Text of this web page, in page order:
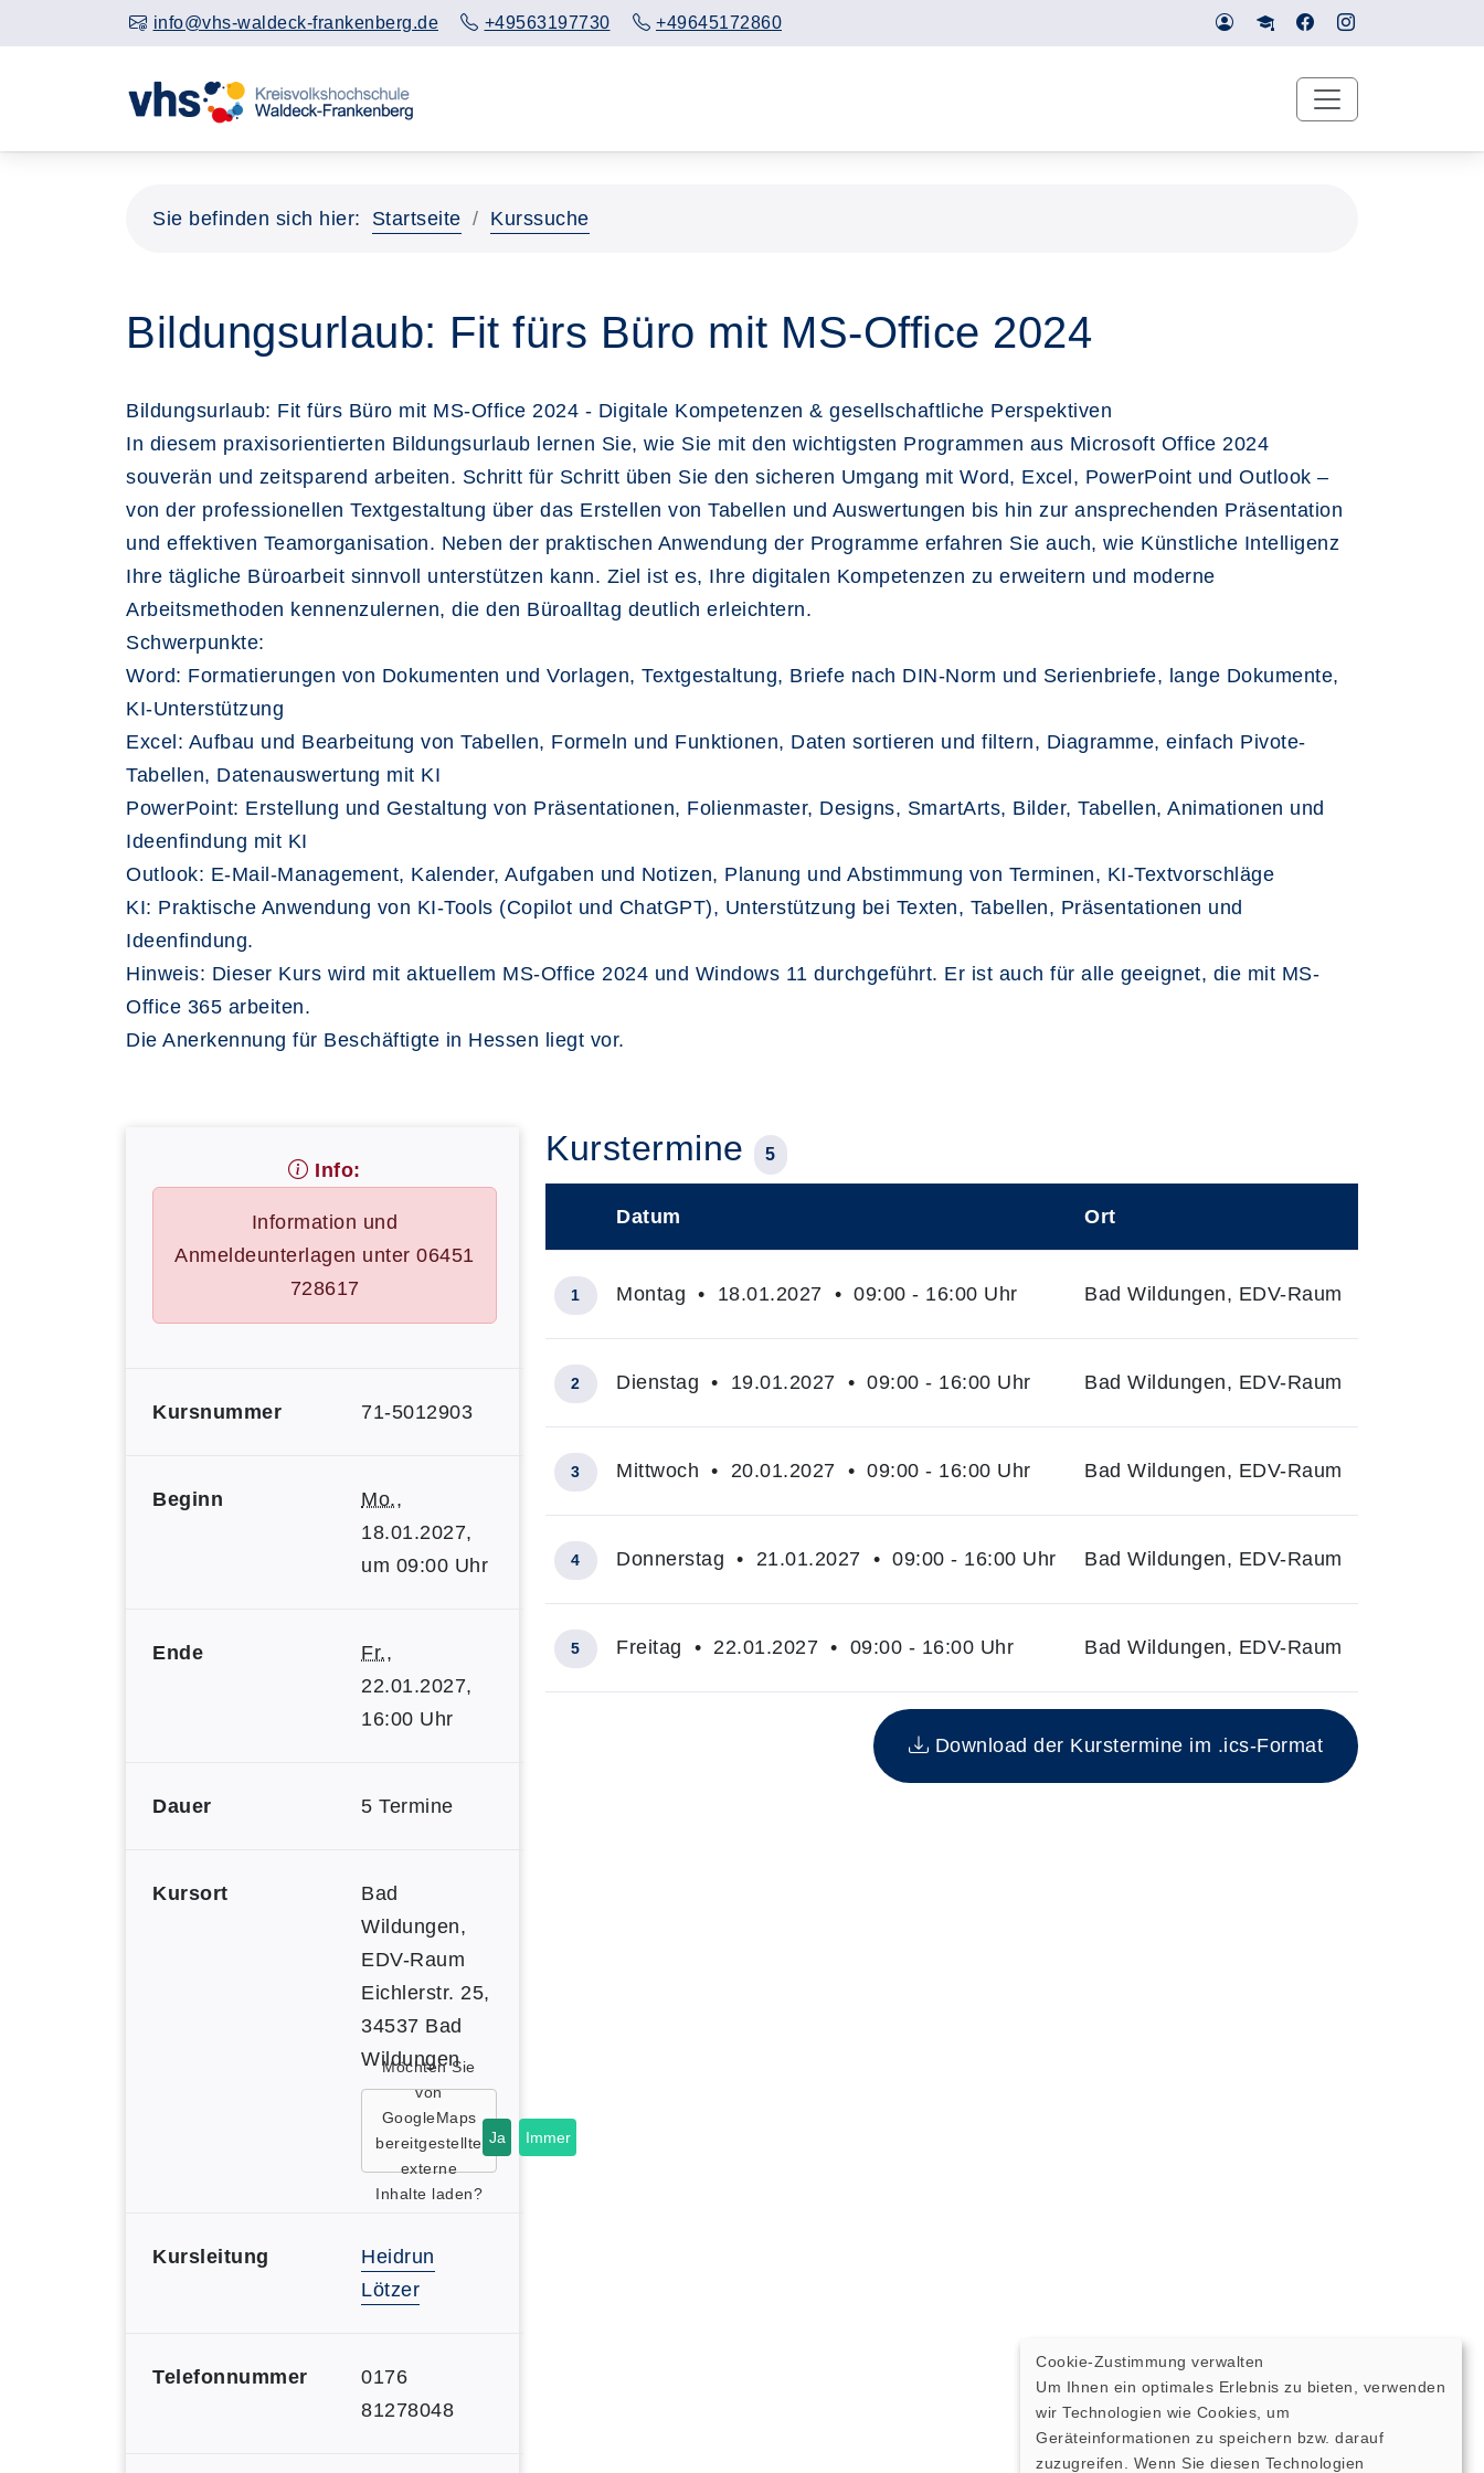
info@vhs-waldeck-frankenberg.de +49563197730 +49645172860
Sie befinden sich hier: Startseite Kurssuche
Bildungsurlaub: Fit fürs Büro mit MS-Office 2024
Bildungsurlaub: Fit fürs Büro mit MS-Office 2024 - Digitale Kompetenzen & gesellschaftliche Perspektiven
In diesem praxisorientierten Bildungsurlaub lernen Sie, wie Sie mit den wichtigsten Programmen aus Microsoft Office 2024
souverän und zeitsparend arbeiten. Schritt für Schritt üben Sie den sicheren Umgang mit Word, Excel, PowerPoint und Outlook –
von der professionellen Textgestaltung über das Erstellen von Tabellen und Auswertungen bis hin zur ansprechenden Präsentation
und effektiven Teamorganisation. Neben der praktischen Anwendung der Programme erfahren Sie auch, wie Künstliche Intelligenz
Ihre tägliche Büroarbeit sinnvoll unterstützen kann. Ziel ist es, Ihre digitalen Kompetenzen zu erweitern und moderne
Arbeitsmethoden kennenzulernen, die den Büroalltag deutlich erleichtern.
Schwerpunkte:
Word: Formatierungen von Dokumenten und Vorlagen, Textgestaltung, Briefe nach DIN-Norm und Serienbriefe, lange Dokumente,
KI-Unterstützung
Excel: Aufbau und Bearbeitung von Tabellen, Formeln und Funktionen, Daten sortieren und filtern, Diagramme, einfach Pivote-
Tabellen, Datenauswertung mit KI
PowerPoint: Erstellung und Gestaltung von Präsentationen, Folienmaster, Designs, SmartArts, Bilder, Tabellen, Animationen und
Ideenfindung mit KI
Outlook: E-Mail-Management, Kalender, Aufgaben und Notizen, Planung und Abstimmung von Terminen, KI-Textvorschläge
KI: Praktische Anwendung von KI-Tools (Copilot und ChatGPT), Unterstützung bei Texten, Tabellen, Präsentationen und
Ideenfindung.
Hinweis: Dieser Kurs wird mit aktuellem MS-Office 2024 und Windows 11 durchgeführt. Er ist auch für alle geeignet, die mit MS-
Office 365 arbeiten.
Die Anerkennung für Beschäftigte in Hessen liegt vor.
Info:
Information und
Anmeldeunterlagen unter 06451
728617
Kursnummer 71-5012903
Beginn Mo.,
18.01.2027,
um 09:00 Uhr
Ende Fr.,
22.01.2027,
16:00 Uhr
Dauer 5 Termine
Kursort
Bad
Wildungen,
EDV-Raum
Eichlerstr. 25,
34537 Bad
Wildungen
Möchten Sie
von
GoogleMaps
bereitgestellte
externe
Inhalte laden?
Ja Immer
Kursleitung
Heidrun
Lötzer
Telefonnummer
0176
81278048
Kurstermine 5
Insgesamt gibt es 5 Termine zum diesen Kurs
Datum Ort
1 Montag • 18.01.2027 • 09:00 - 16:00 Uhr Bad Wildungen, EDV-Raum
2 Dienstag • 19.01.2027 • 09:00 - 16:00 Uhr Bad Wildungen, EDV-Raum
3 Mittwoch • 20.01.2027 • 09:00 - 16:00 Uhr Bad Wildungen, EDV-Raum
4 Donnerstag • 21.01.2027 • 09:00 - 16:00 Uhr Bad Wildungen, EDV-Raum
5 Freitag • 22.01.2027 • 09:00 - 16:00 Uhr Bad Wildungen, EDV-Raum
Download der Kurstermine im .ics-Format
Cookie-Zustimmung verwalten
Um Ihnen ein optimales Erlebnis zu bieten, verwenden
wir Technologien wie Cookies, um
Geräteinformationen zu speichern bzw. darauf
zuzugreifen. Wenn Sie diesen Technologien